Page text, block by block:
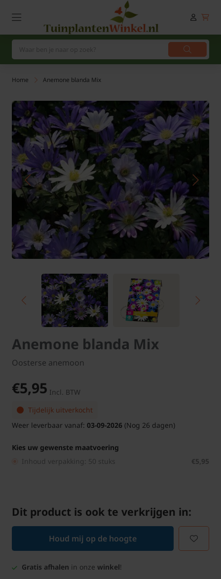
Home Anemone blanda Mix
Anemone blanda Mix
Oosterse anemoon
€5,95 Incl. BTW
Tijdelijk uitverkocht
Weer leverbaar vanaf: 03-09-2026 (Nog 26 dagen)
Kies uw gewenste maatvoering
Inhoud verpakking: 50 stuks
€5,95
Dit product is ook te verkrijgen in:
Houd mij op de hoogte
Gratis afhalen in onze winkel!